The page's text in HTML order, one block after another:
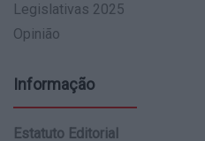
Legislativas 2025
Opinião
Informação
Estatuto Editorial